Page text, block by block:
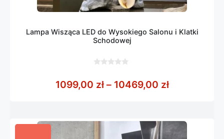
Lampa Wisząca LED do Wysokiego Salonu i Klatki
Schodowej
5
1099,00 zł – 10469,00 złZakres